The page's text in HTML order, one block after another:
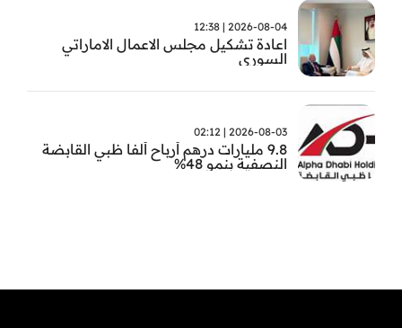
2026-08-04 | 12:38
اعادة تشكيل مجلس الاعمال الاماراتي
السوري
2026-08-03 | 02:12
9.8 مليارات درهم أرباح ألفا ظبي القابضة
النصفية بنمو 48%